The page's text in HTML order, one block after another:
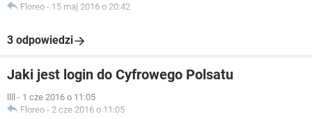
Floreo - 15 maj 2016 o 20:42
3 odpowiedzi
Jaki jest login do Cyfrowego Polsatu
- 1 cze 2016 o 11:05
Floreo - 2 cze 2016 o 11:05